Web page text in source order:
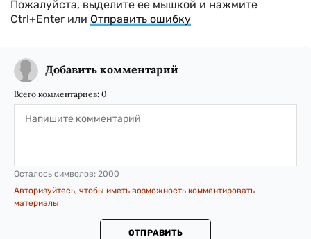
Пожалуйста, выделите ее мышкой и нажмите
Ctrl+Enter или Отправить ошибку
Добавить комментарий
Всего комментариев: 0
Осталось символов: 2000
Авторизуйтесь, чтобы иметь возможность комментировать
материалы
ОТПРАВИТЬ